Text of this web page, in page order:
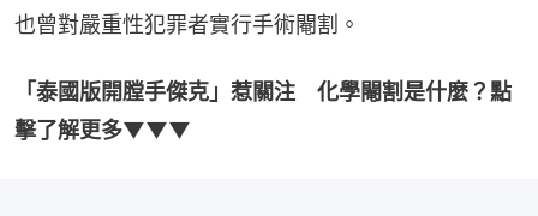
也曾對嚴重性犯罪者實行手術閹割。
「泰國版開膛手傑克」惹關注　化學閹割是什麼？點
擊了解更多▼▼▼